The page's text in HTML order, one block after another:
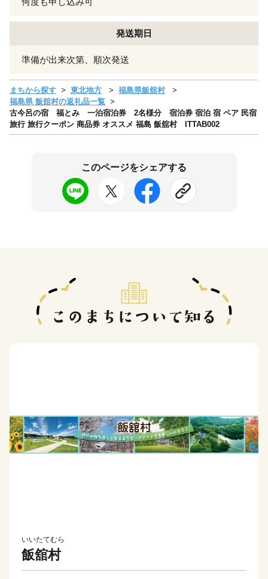
発送期日
準備が出来次第、順次発送
まちから探す 東北地方
福島県飯舘村
福島県 飯舘村の返礼品一覧
古今呂の宿 福とみ 一泊宿泊券 2名様分 宿泊券 宿泊 宿 ペア 民宿
旅行 旅行クーポン 商品券 オススメ 福島 飯舘村 ITTAB002
このページをシェアする
いいたてむら
飯舘村